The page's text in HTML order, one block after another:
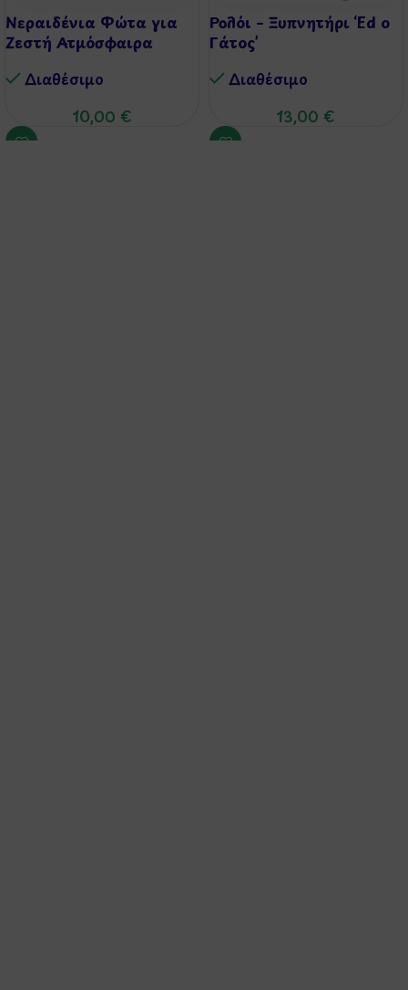
Νεραιδένια Φώτα για
Ζεστή Ατμόσφαιρα
Διαθέσιμo
10,00 €
Ρολόι – Ξυπνητήρι ‘Ed ο
Γάτος’
Διαθέσιμo
13,00 €